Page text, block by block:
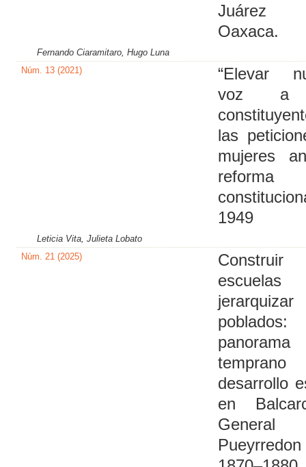
Oaxaca.
Fernando Ciaramitaro, Hugo Luna
Núm. 13 (2021)
“Elevar
voz a
las
mujeres
reforma
1949
Leticia Vita, Julieta Lobato
Núm. 21 (2025)
Construir
jerarquizar
temprano
desarrollo
en
General